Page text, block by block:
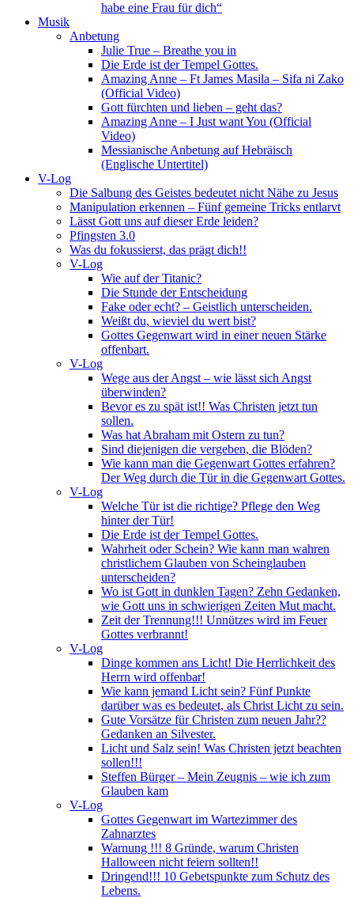
habe eine Frau für dich“
Musik
Anbetung
Julie True – Breathe you in
Die Erde ist der Tempel Gottes.
Amazing Anne – Ft James Masila – Sifa ni Zako
(Official Video)
Gott fürchten und lieben – geht das?
Amazing Anne – I Just want You (Official
Video)
Messianische Anbetung auf Hebräisch
(Englische Untertitel)
V-Log
Die Salbung des Geistes bedeutet nicht Nähe zu Jesus
Manipulation erkennen – Fünf gemeine Tricks entlarvt
Lässt Gott uns auf dieser Erde leiden?
Pfingsten 3.0
Was du fokussierst, das prägt dich!!
V-Log
Wie auf der Titanic?
Die Stunde der Entscheidung
Fake oder echt? – Geistlich unterscheiden.
Weißt du, wieviel du wert bist?
Gottes Gegenwart wird in einer neuen Stärke
offenbart.
V-Log
Wege aus der Angst – wie lässt sich Angst
überwinden?
Bevor es zu spät ist!! Was Christen jetzt tun
sollen.
Was hat Abraham mit Ostern zu tun?
Sind diejenigen die vergeben, die Blöden?
Wie kann man die Gegenwart Gottes erfahren?
Der Weg durch die Tür in die Gegenwart Gottes.
V-Log
Welche Tür ist die richtige? Pflege den Weg
hinter der Tür!
Die Erde ist der Tempel Gottes.
Wahrheit oder Schein? Wie kann man wahren
christlichem Glauben von Scheinglauben
unterscheiden?
Wo ist Gott in dunklen Tagen? Zehn Gedanken,
wie Gott uns in schwierigen Zeiten Mut macht.
Zeit der Trennung!!! Unnützes wird im Feuer
Gottes verbrannt!
V-Log
Dinge kommen ans Licht! Die Herrlichkeit des
Herrn wird offenbar!
Wie kann jemand Licht sein? Fünf Punkte
darüber was es bedeutet, als Christ Licht zu sein.
Gute Vorsätze für Christen zum neuen Jahr??
Gedanken an Silvester.
Licht und Salz sein! Was Christen jetzt beachten
sollen!!!
Steffen Bürger – Mein Zeugnis – wie ich zum
Glauben kam
V-Log
Gottes Gegenwart im Wartezimmer des
Zahnarztes
Warnung !!! 8 Gründe, warum Christen
Halloween nicht feiern sollten!!
Dringend!!! 10 Gebetspunkte zum Schutz des
Lebens.